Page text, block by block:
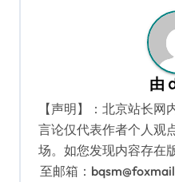
由
【声明】：北京站长
言论仅代表作者个人观
场。如您发现内容存在
至邮箱：